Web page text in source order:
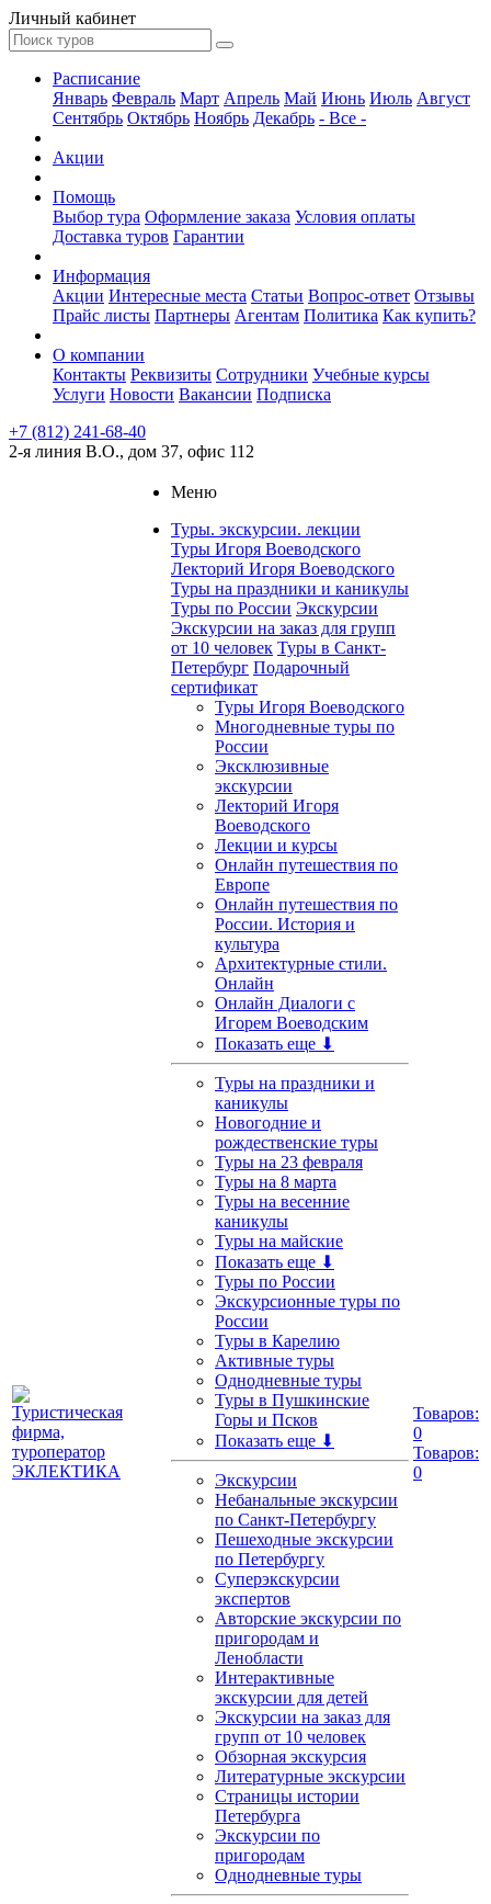
Личный кабинет
Расписание
Январь Февраль Март Апрель Май Июнь Июль Август
Сентябрь Октябрь Ноябрь Декабрь - Все -
Акции
Помощь
Выбор тура Оформление заказа Условия оплаты
Доставка туров Гарантии
Информация
Акции Интересные места Статьи Вопрос-ответ Отзывы
Прайс листы Партнеры Агентам Политика Как купить?
О компании
Контакты Реквизиты Сотрудники Учебные курсы
Услуги Новости Вакансии Подписка
+7 (812) 241-68-40
2-я линия В.О., дом 37, офис 112
Меню
Туры. экскурсии. лекции
Туры Игоря Воеводского
Лекторий Игоря Воеводского
Туры на праздники и каникулы
Туры по России Экскурсии
Экскурсии на заказ для групп
от 10 человек Туры в Санкт-
Петербург Подарочный
сертификат
Туры Игоря Воеводского
Многодневные туры по
России
Эксклюзивные
экскурсии
Лекторий Игоря
Воеводского
Лекции и курсы
Онлайн путешествия по
Европе
Онлайн путешествия по
России. История и
культура
Архитектурные стили.
Онлайн
Онлайн Диалоги с
Игорем Воеводским
Показать еще ⬇
Туры на праздники и
каникулы
Новогодние и
рождественские туры
Туры на 23 февраля
Туры на 8 марта
Туры на весенние
каникулы
Туры на майские
Показать еще ⬇
Туры по России
Экскурсионные туры по
России
Туры в Карелию
Активные туры
Однодневные туры
Туры в Пушкинские
Горы и Псков
Показать еще ⬇
Экскурсии
Небанальные экскурсии
по Санкт-Петербургу
Пешеходные экскурсии
по Петербургу
Суперэкскурсии
экспертов
Авторские экскурсии по
пригородам и
Ленобласти
Интерактивные
экскурсии для детей
Экскурсии на заказ для
групп от 10 человек
Обзорная экскурсия
Литературные экскурсии
Страницы истории
Петербурга
Экскурсии по
пригородам
Однодневные туры
Товаров:
0
Товаров:
0